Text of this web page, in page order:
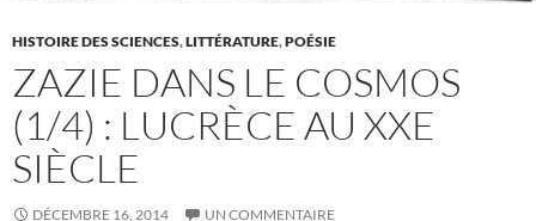
HISTOIRE DES SCIENCES,LITTÉRATURE,POÉSIE
ZAZIE DANS LE COSMOS
(1/4) : LUCRÈCE AU XXE
SIÈCLE
DÉCEMBRE 16, 2014 UN COMMENTAIRE